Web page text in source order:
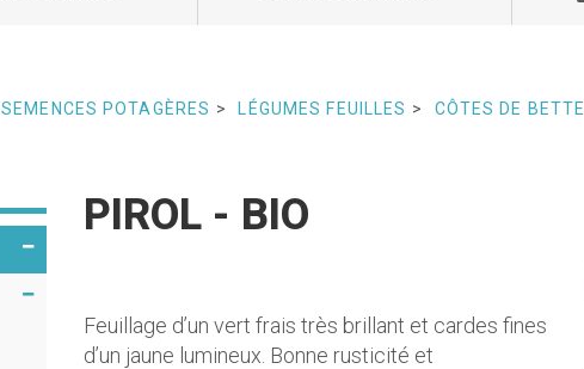
SEMENCES POTAGÈRES LÉGUMES FEUILLES CÔTES DE BETTE
PIROL - BIO
Feuillage d’un vert frais très brillant et cardes fines
d’un jaune lumineux. Bonne rusticité et